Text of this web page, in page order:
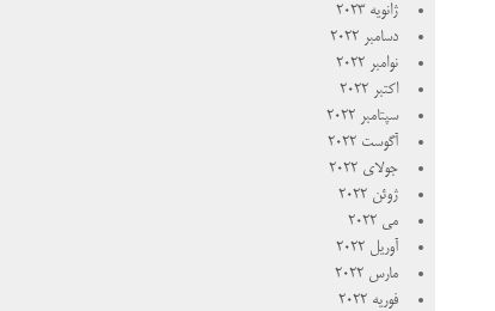
ژانویه 2023
دسامبر 2022
نوامبر 2022
اکتبر 2022
سپتامبر 2022
آگوست 2022
جولای 2022
ژوئن 2022
می 2022
آوریل 2022
مارس 2022
فوریه 2022